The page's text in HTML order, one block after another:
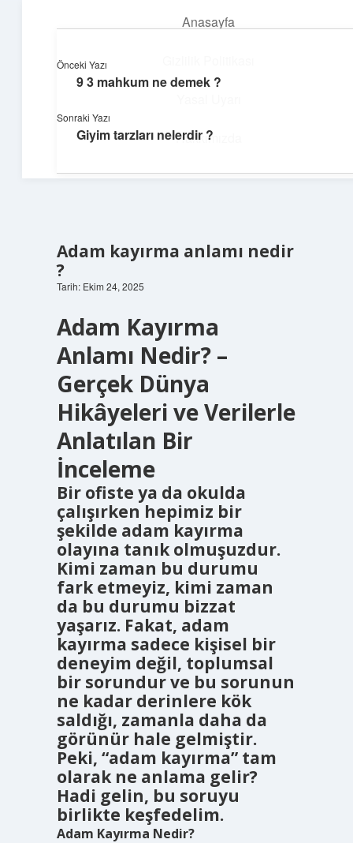
Anasayfa
Hakkımızda
Dijital dünyada keyifli bir macera!
Adam kayırma anlamı nedir
?
Tarih: Ekim 24, 2025
Adam Kayırma
Anlamı Nedir? –
Gerçek Dünya
Hikâyeleri ve Verilerle
Anlatılan Bir
İnceleme
Bir ofiste ya da okulda
çalışırken hepimiz bir
şekilde adam kayırma
olayına tanık olmuşuzdur.
Kimi zaman bu durumu
fark etmeyiz, kimi zaman
da bu durumu bizzat
yaşarız. Fakat, adam
kayırma sadece kişisel bir
deneyim değil, toplumsal
bir sorundur ve bu sorunun
ne kadar derinlere kök
saldığı, zamanla daha da
görünür hale gelmiştir.
Peki, “adam kayırma” tam
olarak ne anlama gelir?
Hadi gelin, bu soruyu
birlikte keşfedelim.
Adam Kayırma Nedir?
Önceki Yazı
9 3 mahkum ne demek ?
Sonraki Yazı
Giyim tarzları nelerdir ?